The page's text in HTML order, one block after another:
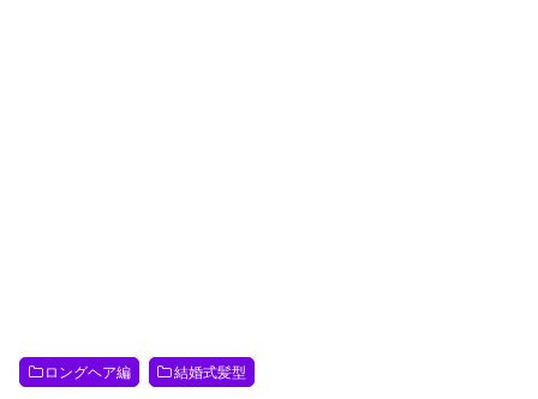
ロングヘア編 結婚式髪型